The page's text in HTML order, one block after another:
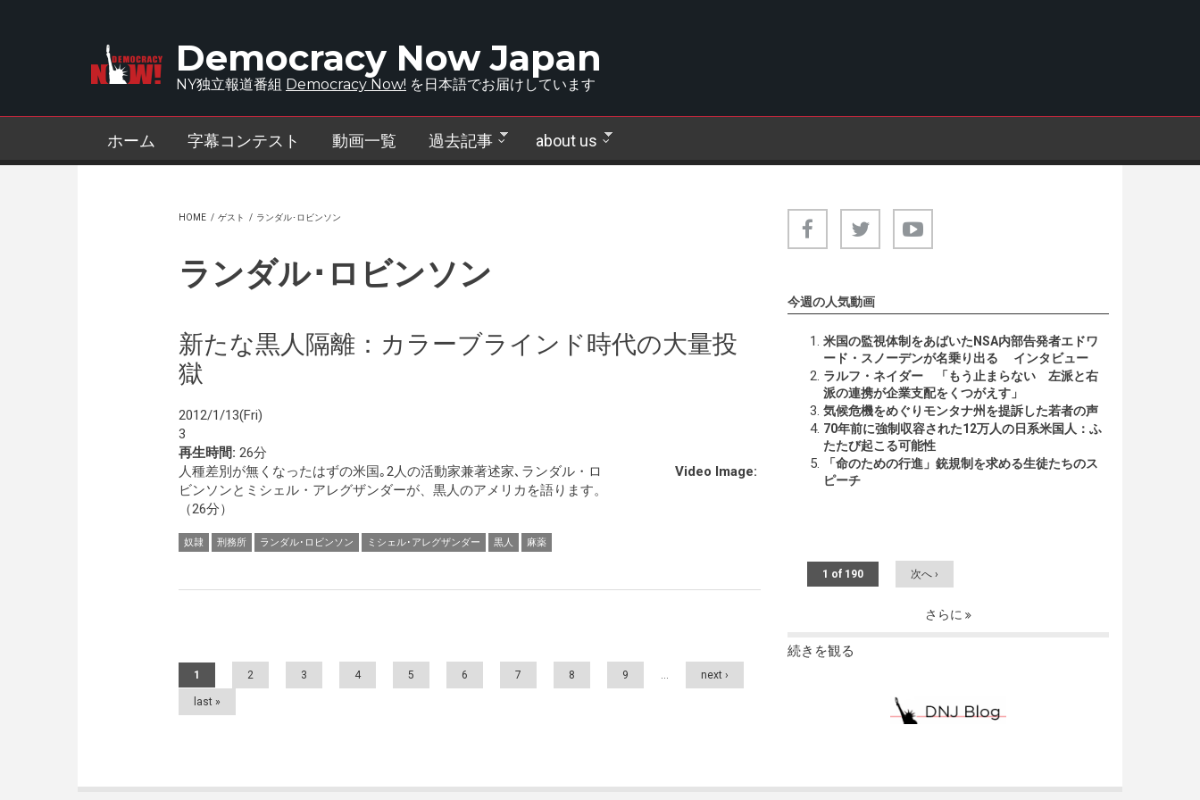
Democracy Now Japan
NY独立報道番組 Democracy Now! を日本語でお届けしています
ホーム 字幕コンテスト 動画一覧 過去記事 about us
HOME / ゲスト / ランダル･ロビンソン
ランダル･ロビンソン
新たな黒人隔離：カラーブラインド時代の大量投
獄
2012/1/13(Fri)
3
再生時間: 26分
Video Image:
人種差別が無くなったはずの米国｡2人の活動家兼著述家､ランダル・ロ
ビンソンとミシェル・アレグザンダーが、黒人のアメリカを語ります。
（26分）
奴隷 刑務所 ランダル･ロビンソン ミシェル･アレグザンダー 黒人 麻薬
Pages
1 2 3 4 5 6 7 8 9 … next ›
last »
今週の人気動画
米国の監視体制をあばいたNSA内部告発者エドワ
ード・スノーデンが名乗り出る インタビュー
ラルフ・ネイダー 「もう止まらない 左派と右
派の連携が企業支配をくつがえす」
気候危機をめぐりモンタナ州を提訴した若者の声
70年前に強制収容された12万人の日系米国人：ふ
たたび起こる可能性
「命のための行進」銃規制を求める生徒たちのス
ピーチ
1 of 190 次へ ›
さらに
続きを観る